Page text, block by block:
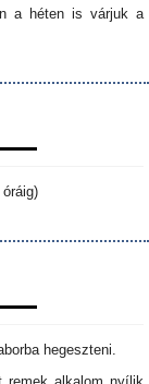
a héten is várjuk a
hegeszteni.